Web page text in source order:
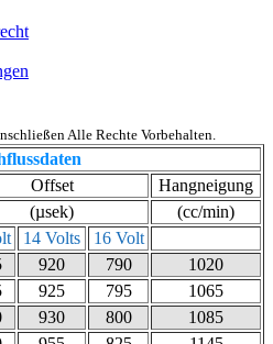
Alle Rechte Vorbehalten.
Offset
Hangneigung
(µsek)
(cc/min)
14 Volts
16 Volt
920 790
1020
925 795
1065
930 800
1085